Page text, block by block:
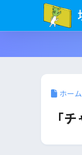
ホーム
「